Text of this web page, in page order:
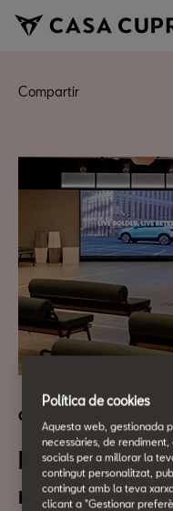
Compartir
Cultura Urbana
normalitat,
Política de cookies
Aquesta web, gestionada
necessàries, de
socials per a millorar la
contingut personalitzat,
contingut amb la teva
clicant a "Gestionar